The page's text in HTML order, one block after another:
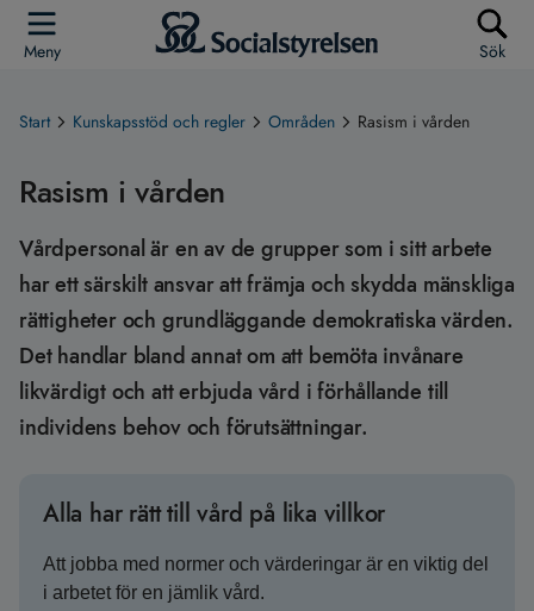
Meny Sök
Start Kunskapsstöd och regler Områden Rasism i vården
Rasism i vården
Vårdpersonal är en av de grupper som i sitt arbete
har ett särskilt ansvar att främja och skydda mänskliga
rättigheter och grundläggande demokratiska värden.
Det handlar bland annat om att bemöta invånare
likvärdigt och att erbjuda vård i förhållande till
individens behov och förutsättningar.
Alla har rätt till vård på lika villkor
Att jobba med normer och värderingar är en viktig del
i arbetet för en jämlik vård.